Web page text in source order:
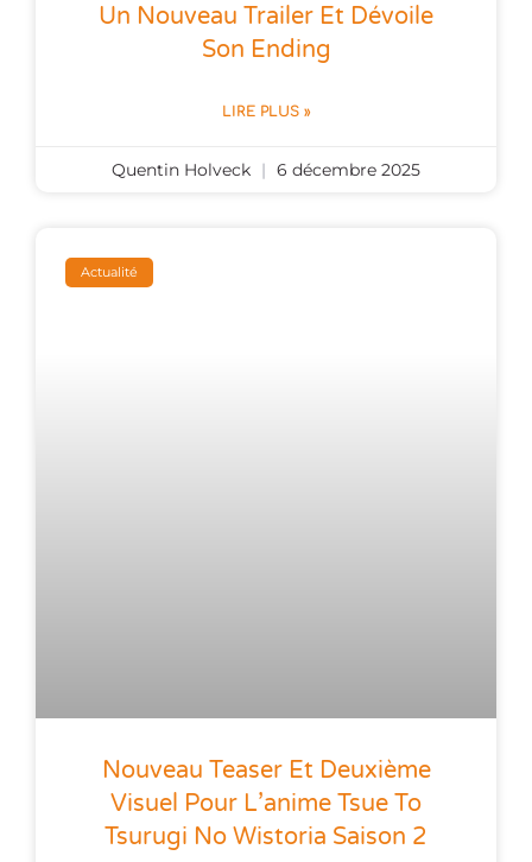
Un Nouveau Trailer Et Dévoile
Son Ending
LIRE PLUS »
Quentin Holveck 6 décembre 2025
Actualité
Nouveau Teaser Et Deuxième
Visuel Pour L’anime Tsue To
Tsurugi No Wistoria Saison 2